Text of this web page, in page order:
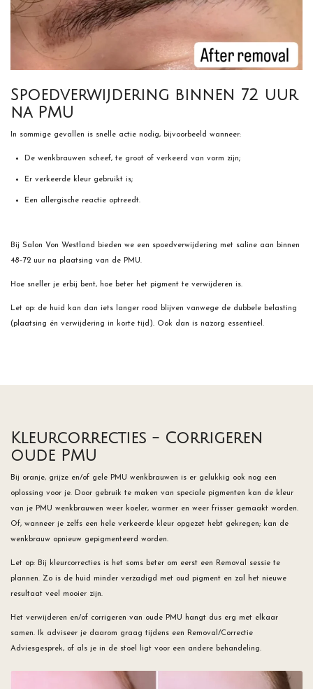
Spoedverwijdering binnen 72 uur
na PMU
In sommige gevallen is snelle actie nodig, bijvoorbeeld wanneer:
De wenkbrauwen scheef, te groot of verkeerd van vorm zijn;
Er verkeerde kleur gebruikt is;
Een allergische reactie optreedt.
Bij Salon Von Westland bieden we een spoedverwijdering met saline aan binnen
48–72 uur na plaatsing van de PMU.
Hoe sneller je erbij bent, hoe beter het pigment te verwijderen is.
Let op: de huid kan dan iets langer rood blijven vanwege de dubbele belasting
(plaatsing én verwijdering in korte tijd). Ook dan is nazorg essentieel.
Kleurcorrecties - Corrigeren
oude PMU
Bij oranje, grijze en/of gele PMU wenkbrauwen is er gelukkig ook nog een
oplossing voor je. Door gebruik te maken van speciale pigmenten kan de kleur
van je PMU wenkbrauwen weer koeler, warmer en weer frisser gemaakt worden.
Of, wanneer je zelfs een hele verkeerde kleur opgezet hebt gekregen; kan de
wenkbrauw opnieuw gepigmenteerd worden.
Let op: Bij kleurcorrecties is het soms beter om eerst een Removal sessie te
plannen. Zo is de huid minder verzadigd met oud pigment en zal het nieuwe
resultaat veel mooier zijn.
Het verwijderen en/of corrigeren van oude PMU hangt dus erg met elkaar
samen. Ik adviseer je daarom graag tijdens een Removal/Correctie
Adviesgesprek, of als je in de stoel ligt voor een andere behandeling.